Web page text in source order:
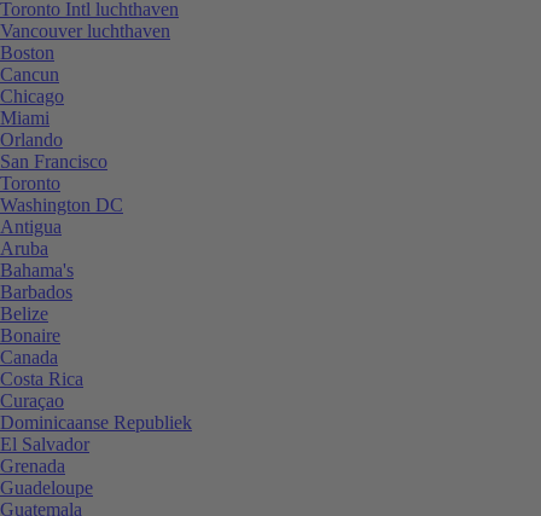
Toronto Intl luchthaven
Vancouver luchthaven
Boston
Cancun
Chicago
Miami
Orlando
San Francisco
Toronto
Washington DC
Antigua
Aruba
Bahama's
Barbados
Belize
Bonaire
Canada
Costa Rica
Curaçao
Dominicaanse Republiek
El Salvador
Grenada
Guadeloupe
Guatemala